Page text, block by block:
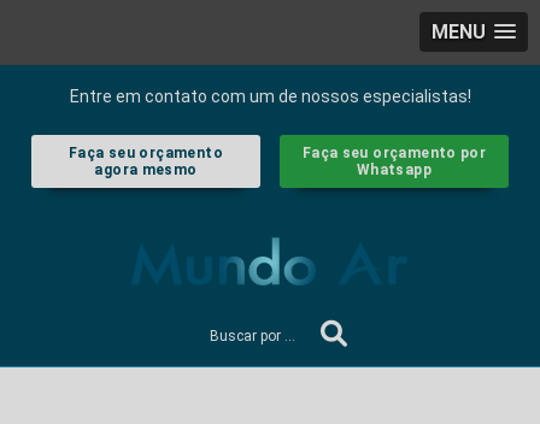
MENU
Entre em contato com um de nossos especialistas!
Faça seu orçamento
agora mesmo
Faça seu orçamento por
Whatsapp